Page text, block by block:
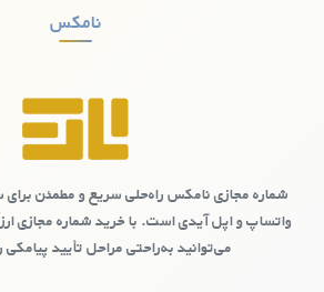
این شماره‌ها، دیگر نگرانی‌ای از دسترسی هکرها
شماره واقعی شما وجود نخواهد داشت. این
که امنیت اطلاعاتشان برایشان مهم است،
نامکس
شماره مجازی نامکس راه‌حلی سریع و مطمئن
واتساپ و اپل آیدی است. با خرید شماره مجازی
می‌توانید به‌راحتی مراحل تأیید پیامکی